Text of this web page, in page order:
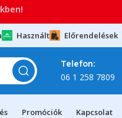
Használt Előrendelések
Telefon:
06 1 258 7809
Promóciók Kapcsolat